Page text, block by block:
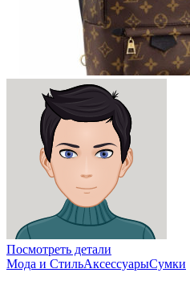
Посмотреть детали
Мода и СтильАксессуарыСумки